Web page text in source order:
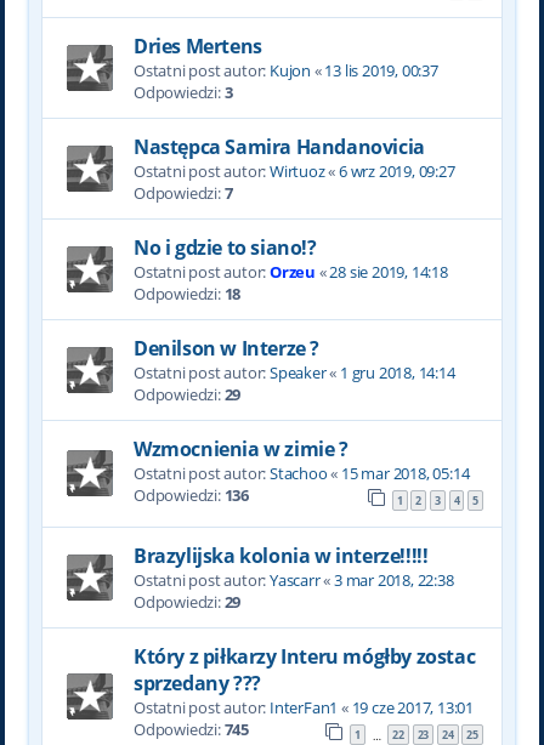
Dries Mertens
Ostatni post autor: Kujon «13 lis 2019, 00:37
Odpowiedzi:3
Następca Samira Handanovicia
Ostatni post autor:Wirtuoz«6 wrz 2019, 09:27
Odpowiedzi:7
No i gdzie to siano!?
Ostatni post autor:Orzeu «28 sie 2019, 14:18
Odpowiedzi: 18
Denilson w Interze ?
Ostatni post autor:Speaker« 1 gru 2018, 14:14
Odpowiedzi:29
Wzmocnienia w zimie ?
Ostatni post autor:Stachoo« 15 mar 2018, 05:14
Odpowiedzi: 136 1 2 3 4 5
Brazylijska kolonia w interze!!!!!
Ostatni post autor:Yascarr«3 mar 2018, 22:38
Odpowiedzi:29
Który z piłkarzy Interu mógłby zostac
sprzedany ???
Ostatni post autor: InterFan1 « 19 cze 2017, 13:01
Odpowiedzi:745 1 … 22 23 24 25